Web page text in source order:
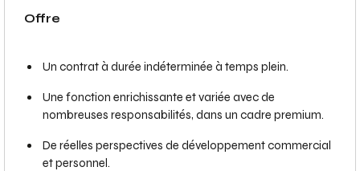
Offre
Un contrat à durée indéterminée à temps plein.
Une fonction enrichissante et variée avec de
nombreuses responsabilités, dans un cadre premium.
De réelles perspectives de développement commercial
et personnel.